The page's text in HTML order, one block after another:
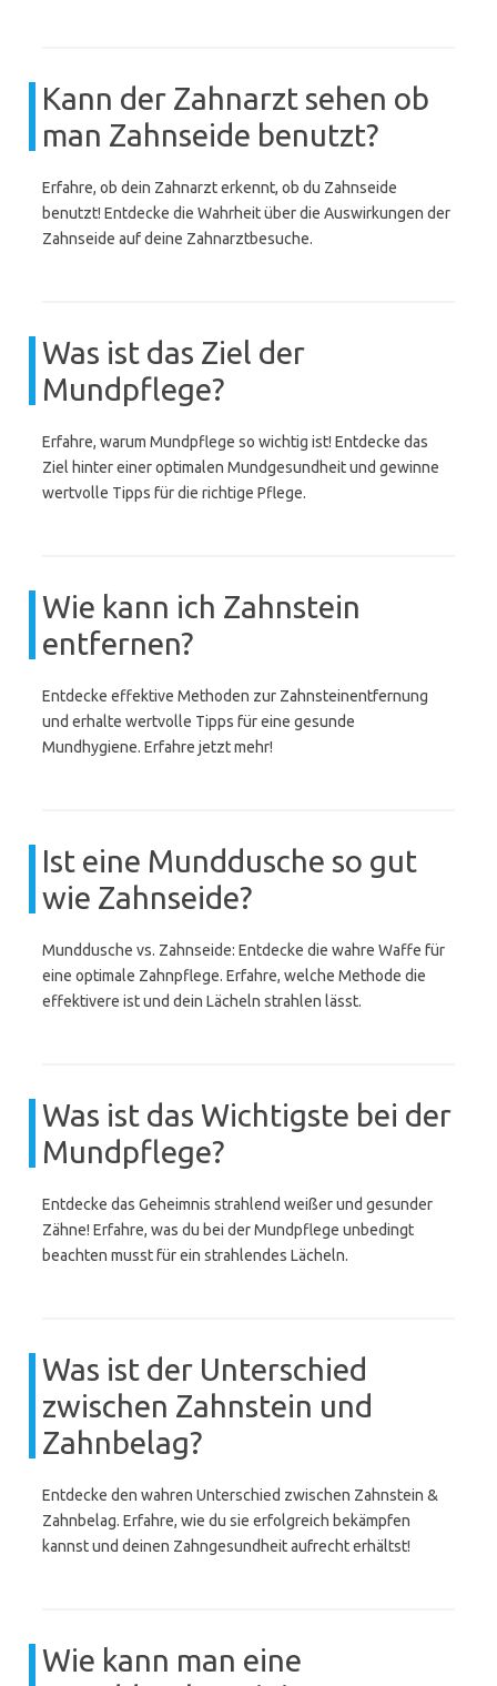
Kann der Zahnarzt sehen ob
man Zahnseide benutzt?
Erfahre, ob dein Zahnarzt erkennt, ob du Zahnseide
benutzt! Entdecke die Wahrheit über die Auswirkungen der
Zahnseide auf deine Zahnarztbesuche.
Was ist das Ziel der
Mundpflege?
Erfahre, warum Mundpflege so wichtig ist! Entdecke das
Ziel hinter einer optimalen Mundgesundheit und gewinne
wertvolle Tipps für die richtige Pflege.
Wie kann ich Zahnstein
entfernen?
Entdecke effektive Methoden zur Zahnsteinentfernung
und erhalte wertvolle Tipps für eine gesunde
Mundhygiene. Erfahre jetzt mehr!
Ist eine Munddusche so gut
wie Zahnseide?
Munddusche vs. Zahnseide: Entdecke die wahre Waffe für
eine optimale Zahnpflege. Erfahre, welche Methode die
effektivere ist und dein Lächeln strahlen lässt.
Was ist das Wichtigste bei der
Mundpflege?
Entdecke das Geheimnis strahlend weißer und gesunder
Zähne! Erfahre, was du bei der Mundpflege unbedingt
beachten musst für ein strahlendes Lächeln.
Was ist der Unterschied
zwischen Zahnstein und
Zahnbelag?
Entdecke den wahren Unterschied zwischen Zahnstein &
Zahnbelag. Erfahre, wie du sie erfolgreich bekämpfen
kannst und deinen Zahngesundheit aufrecht erhältst!
Wie kann man eine